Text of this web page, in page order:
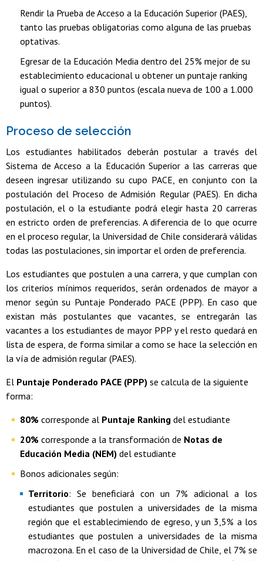
Rendir la Prueba de Acceso a la Educación Superior (PAES),
tanto las pruebas obligatorias como alguna de las pruebas
optativas.
Egresar de la Educación Media dentro del 25% mejor de su
establecimiento educacional u obtener un puntaje ranking
igual o superior a 830 puntos (escala nueva de 100 a 1.000
puntos).
Proceso de selección
Los estudiantes habilitados deberán postular a través del
Sistema de Acceso a la Educación Superior a las carreras que
deseen ingresar utilizando su cupo PACE, en conjunto con la
postulación del Proceso de Admisión Regular (PAES). En dicha
postulación, el o la estudiante podrá elegir hasta 20 carreras
en estricto orden de preferencias. A diferencia de lo que ocurre
en el proceso regular, la Universidad de Chile considerará válidas
todas las postulaciones, sin importar el orden de preferencia.
Los estudiantes que postulen a una carrera, y que cumplan con
los criterios mínimos requeridos, serán ordenados de mayor a
menor según su Puntaje Ponderado PACE (PPP). En caso que
existan más postulantes que vacantes, se entregarán las
vacantes a los estudiantes de mayor PPP y el resto quedará en
lista de espera, de forma similar a como se hace la selección en
la vía de admisión regular (PAES).
El Puntaje Ponderado PACE (PPP) se calcula de la siguiente
forma:
80% corresponde al Puntaje Ranking del estudiante
20% corresponde a la transformación de Notas de
Educación Media (NEM) del estudiante
Bonos adicionales según:
Territorio: Se beneficiará con un 7% adicional a los
estudiantes que postulen a universidades de la misma
región que el establecimiendo de egreso, y un 3,5% a los
estudiantes que postulen a universidades de la misma
macrozona. En el caso de la Universidad de Chile, el 7% se